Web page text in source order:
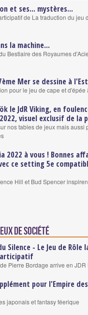
et ses... mystères...
de La traduction du jeu
la machine...
Bestiaire des Royaumes
Mer se dessine à
pour le jeu de cape et d'épée
le JdR Viking, en
visuel exclusif de la
nos tables de jeux mais aussi
2022 à vous ! Bonnes
ce setting 5e
Hill et Bud Spencer
de société
Silence - Le Jeu de Rôle
Pierre Bordage arrive en JDR !
pour l'Empire
japonais et fantasy féerique